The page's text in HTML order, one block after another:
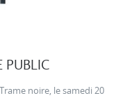
PUBLIC
noire, le samedi 20